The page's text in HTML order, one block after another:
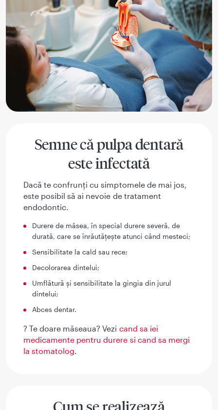
Semne că pulpa dentară
este infectată
Dacă te confrunți cu simptomele de mai jos,
este posibil să ai nevoie de tratament
endodontic.
Durere de măsea, în special durere severă, de
durată, care se înrăutățește atunci când mesteci;
Sensibilitate la cald sau rece;
Decolorarea dintelui;
Umflătură și sensibilitate la gingia din jurul
dintelui;
Abces dentar.
? Te doare măseaua? Vezi cand sa iei
medicamente pentru durere si cand sa mergi
la stomatolog
Cum se realizează